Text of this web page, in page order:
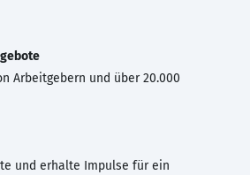
Arbeitgebern und über 20.000
und erhalte Impulse für ein